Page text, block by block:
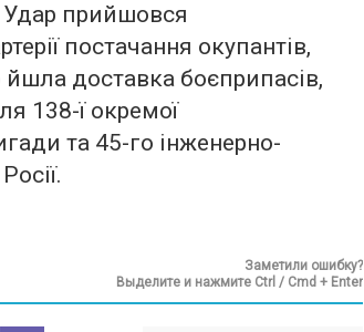
прийшовся
постачання окупантів,
доставка боєприпасів,
138-ї окремої
та 45-го інженерно-
Заметили ошибку?
Выделите и нажмите Ctrl / Cmd + Enter